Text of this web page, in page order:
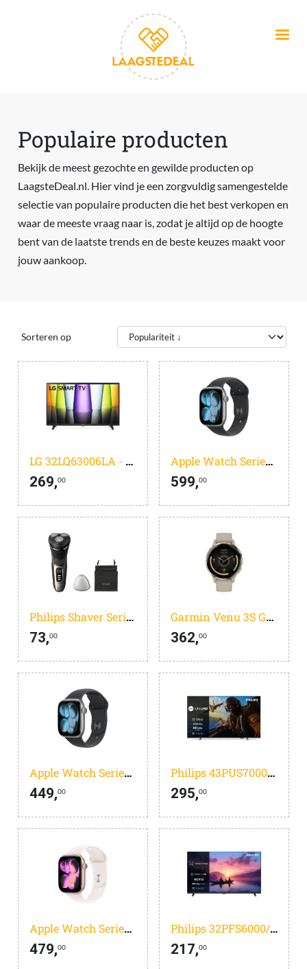
Populaire producten
Bekijk de meest gezochte en gewilde producten op
LaagsteDeal.nl. Hier vind je een zorgvuldig samengestelde
selectie van populaire producten die het best verkopen en
waar de meeste vraag naar is, zodat je altijd op de hoogte
bent van de laatste trends en de beste keuzes maakt voor
jouw aankoop.
Sorteren op
LG 32LQ63006LA - 32 inch - Full HD LED - 2022
269,00
Apple Watch Series 11
599,00
Philips Shaver Series 3000 S3242/12
73,00
Garmin Venu 3S Goud/Beige
362,00
Apple Watch Series 11
449,00
Philips 43PUS7000/12 - 43 inch - 4K LED - 2025
295,00
Apple Watch Series 11
479,00
Philips 32PFS6000/12- 32 inch - Full HD LED - 2025
217,00